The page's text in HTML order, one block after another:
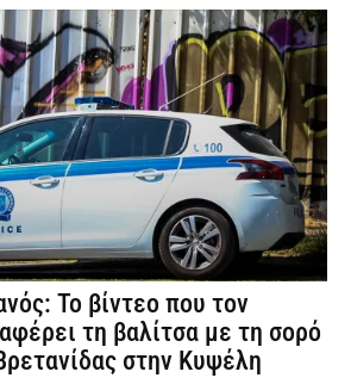
Το βίντεο που τον
τη βαλίτσα με τη σορό
στην Κυψέλη